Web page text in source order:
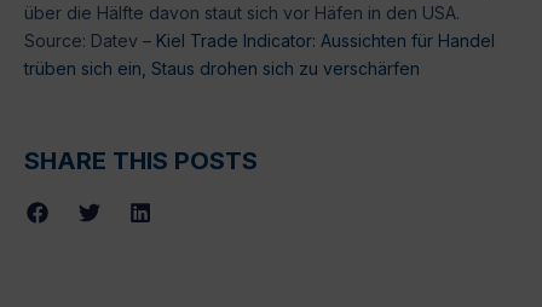
über die Hälfte davon staut sich vor Häfen in den USA.
Source: Datev – Kiel Trade Indicator: Aussichten für Handel
trüben sich ein, Staus drohen sich zu verschärfen
SHARE THIS POSTS